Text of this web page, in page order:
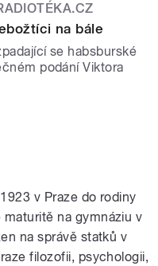
na bále
se habsburské
podání Viktora
v Praze do rodiny
na gymnáziu v
na správě statků v
filozofii, psychologii,